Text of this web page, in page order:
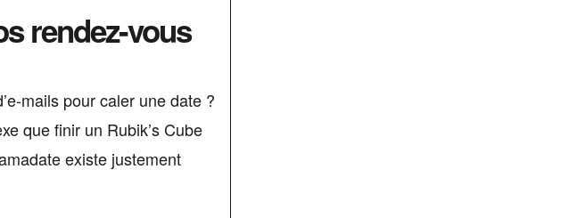
rendez-vous
mails pour caler une date ?
que finir un Rubik’s Cube
existe justement